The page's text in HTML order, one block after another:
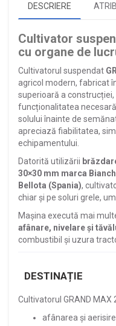
DESCRIERE
Cultivator
cu organe de
Cultivatorul suspendat
agricol modern, fabricat
superioară a
funcționalitatea
solului înainte de
apreciază fiabilitatea,
echipamentului.
Datorită utilizării
30×30 mm marca
Bellota (Spania),
chiar și pe soluri grele,
Mașina execută mai
afânare, nivelare și
combustibil și uzura
DESTINAȚIE
Cultivatorul GRAND
afânarea și